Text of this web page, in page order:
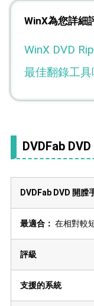
WinX為您詳細
WinX DVD
最佳翻錄工具
DVDFab
DVDFab DVD 開膛
最適合： 在相對較
評級
支援的系統